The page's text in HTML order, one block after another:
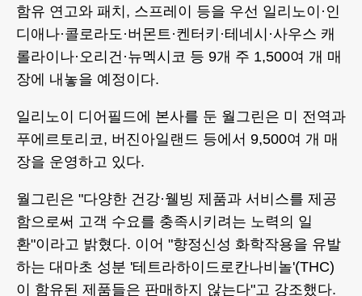
함유 연고와 패치, 스프레이 등을 우선 일리노이·인
디애나·콜로라도·버몬트·켄터키·테네시·사우스 캐
롤라이나·오리건·뉴멕시코 등 9개 주 1,500여 개 매
장에 내놓을 예정이다.
일리노이 디어필드에 본사를 둔 월그린은 미 전역과
푸에르토리코, 버진아일랜드 등에서 9,500여 개 매
장을 운영하고 있다.
월그린은 "다양한 건강·웰빙 제품과 서비스를 제공
함으로써 고객 수요를 충족시키려는 노력의 일
환"이라고 밝혔다. 이어 "향정신성 화학작용을 유발
하는 대마초 성분 '테트라하이드로칸나비놀'(THC)
이 함유된 제품들은 판매하지 않는다"고 강조했다.